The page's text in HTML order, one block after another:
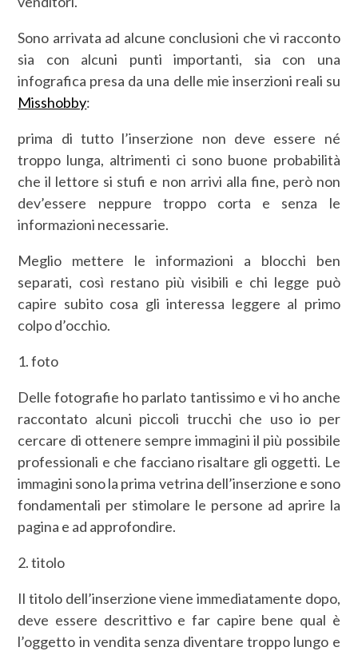
Sono arrivata ad alcune conclusioni che vi racconto
sia con alcuni punti importanti, sia con una
infografica presa da una delle mie inserzioni reali su
Misshobby:
prima di tutto l’inserzione non deve essere né
troppo lunga, altrimenti ci sono buone probabilità
che il lettore si stufi e non arrivi alla fine, però non
dev’essere neppure troppo corta e senza le
informazioni necessarie.
Meglio mettere le informazioni a blocchi ben
separati, così restano più visibili e chi legge può
capire subito cosa gli interessa leggere al primo
colpo d’occhio.
1. foto
Delle fotografie ho parlato tantissimo e vi ho anche
raccontato alcuni piccoli trucchi che uso io per
cercare di ottenere sempre immagini il più possibile
professionali e che facciano risaltare gli oggetti. Le
immagini sono la prima vetrina dell’inserzione e sono
fondamentali per stimolare le persone ad aprire la
pagina e ad approfondire.
2. titolo
Il titolo dell’inserzione viene immediatamente dopo,
deve essere descrittivo e far capire bene qual è
l’oggetto in vendita senza diventare troppo lungo e